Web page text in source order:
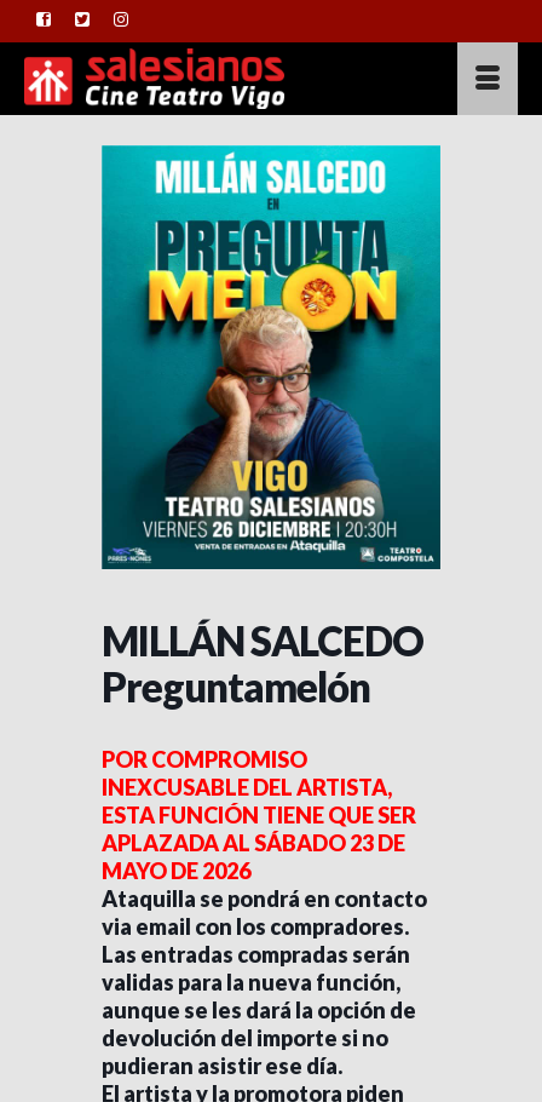
MILLÁN SALCEDO
Preguntamelón
POR COMPROMISO
INEXCUSABLE DEL ARTISTA,
ESTA FUNCIÓN TIENE QUE SER
APLAZADA AL SÁBADO 23 DE
MAYO DE 2026
Ataquilla se pondrá en contacto
via email con los compradores.
Las entradas compradas serán
validas para la nueva función,
aunque se les dará la opción de
devolución del importesi no
pudieran asistir ese día.
El artista y la promotora piden